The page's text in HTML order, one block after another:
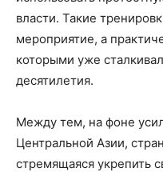
власти. Такие
мероприятие, а
которыми уже
десятилетия.
Между тем, на фоне
Центральной Азии,
стремящаяся укрепить